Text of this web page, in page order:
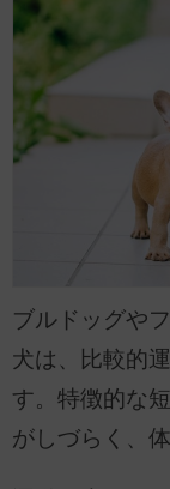
ブルドッグや
犬は、比較的
す。特徴的な
がしづらく、